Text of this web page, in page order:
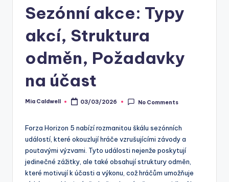
Sezónní akce: Typy
akcí, Struktura
odměn, Požadavky
na účast
Posted
Mia Caldwell 03/03/2026 No Comments
Forza Horizon 5 nabízí rozmanitou škálu sezónních
událostí, které okouzlují hráče vzrušujícími závody a
poutavými výzvami. Tyto události nejenže poskytují
jedinečné zážitky, ale také obsahují struktury odměn,
které motivují k účasti a výkonu, což hráčům umožňuje